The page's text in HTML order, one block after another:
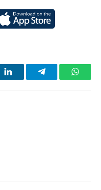
LinkedInTelegram